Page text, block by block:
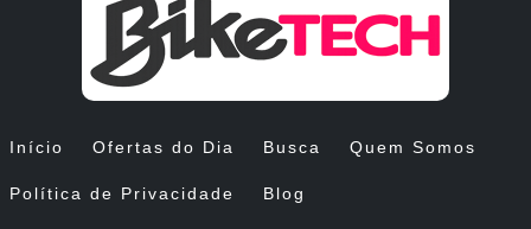
Início Ofertas do Dia Busca Quem Somos
Política de Privacidade Blog